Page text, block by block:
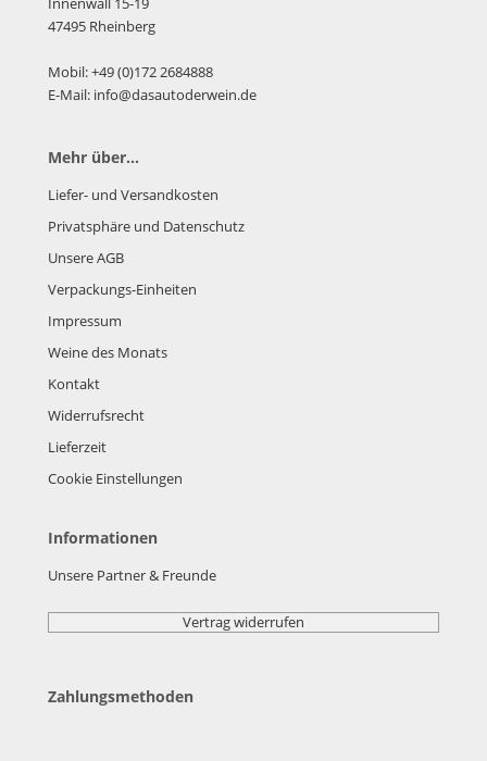
47495 Rheinberg
Mobil: +49 (0)172 2684888
E-Mail: info@dasautoderwein.de
Mehr über...
Liefer- und Versandkosten
Privatsphäre und Datenschutz
Unsere AGB
Verpackungs-Einheiten
Impressum
Weine des Monats
Kontakt
Widerrufsrecht
Lieferzeit
Cookie Einstellungen
Informationen
Unsere Partner & Freunde
Vertrag widerrufen
Zahlungsmethoden